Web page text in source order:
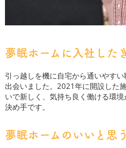
夢眠ホームに入社した
引っ越しを機に自宅から通いやす
出会いました。2021年に開設した
いで新しく、気持ち良く働ける環
決め手です。
夢眠ホームのいいと思